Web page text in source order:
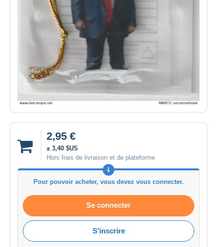
2,95 €
± 3,40 $US
Hors frais de livraison et de plateforme
Pour pouvoir acheter, vous devez vous connecter.
Se connecter
S'inscrire